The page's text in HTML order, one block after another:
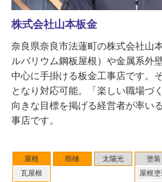
屋根
瓦屋根
雨樋 太陽光
塗装
屋根塗
株式会社山本板金
奈良県奈良市法蓮町の株式会社山
ルバリウム鋼板屋根）や金属系外
中心に手掛ける板金工事店です。
となり対応可能。「楽しい職場づ
向きな目標を掲げる経営者が率い
事店です。